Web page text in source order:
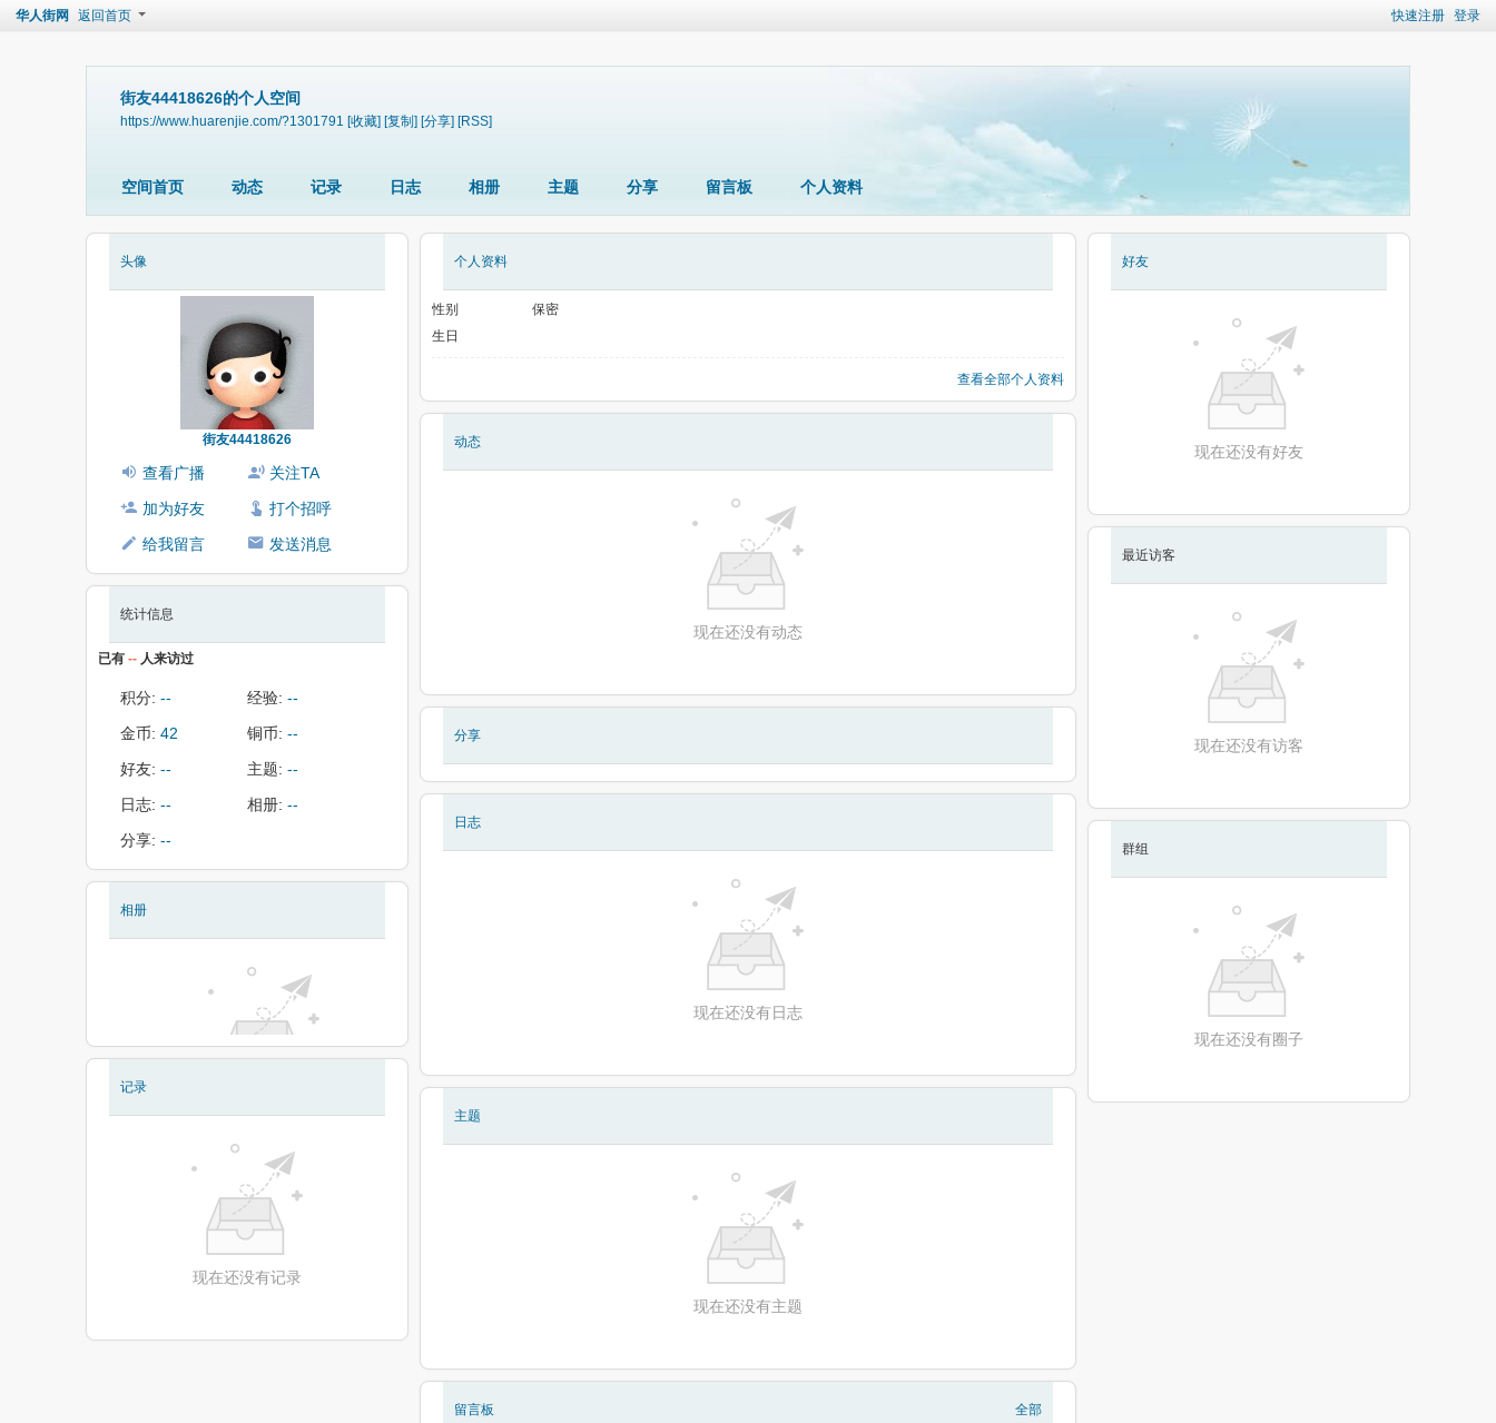
快速注册 登录
华人街网 返回首页
街友44418626的个人空间
https://www.huarenjie.com/?1301791 [收藏] [复制] [分享] [RSS]
空间首页 动态 记录 日志 相册 主题 分享 留言板 个人资料
头像
街友44418626
查看广播
关注TA
加为好友
打个招呼
给我留言
发送消息
统计信息
已有 -- 人来访过
积分: -- 经验: --
金币: 42 铜币: --
好友: -- 主题: --
日志: -- 相册: --
分享: --
相册
记录
现在还没有记录
个人资料
性别
保密
生日
查看全部个人资料
动态
现在还没有动态
分享
日志
现在还没有日志
主题
现在还没有主题
留言板 全部
好友
现在还没有好友
最近访客
现在还没有访客
群组
现在还没有圈子